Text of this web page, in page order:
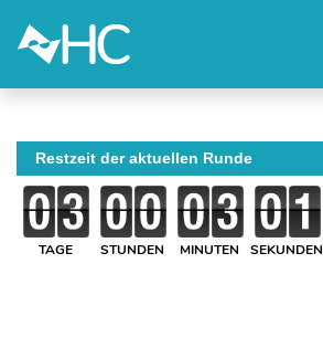
Restzeit der aktuellen Runde
TAGE STUNDEN MINUTEN SEKUNDEN